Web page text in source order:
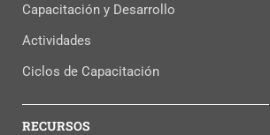
Capacitación y Desarrollo
Actividades
Ciclos de Capacitación
RECURSOS